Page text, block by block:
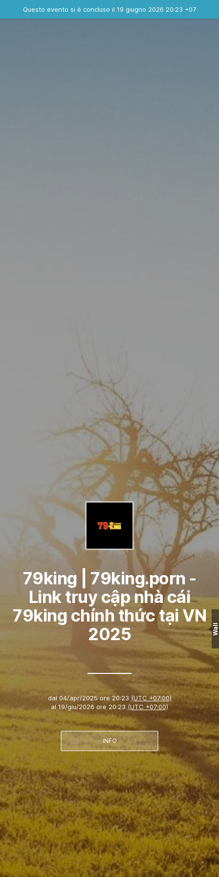
Questo evento si è concluso il 19 giugno 2026 20:23 +07
79king | 79king.porn -
Link truy cập nhà cái
79king chính thức tại VN
2025
dal 04/apr/2025 ore 20:23 (UTC +07:00)
al 19/giu/2026 ore 20:23 (UTC +07:00)
INFO
Wall